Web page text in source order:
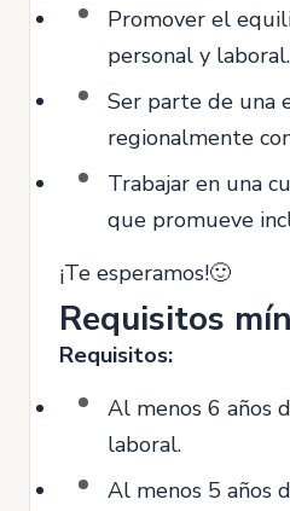
Promover el
personal y laboral.
Ser parte de una
regionalmente
Trabajar en una
que promueve
¡Te esperamos!🙂
Requisitos
Requisitos:
Al menos 6 años
laboral.
Al menos 5 años